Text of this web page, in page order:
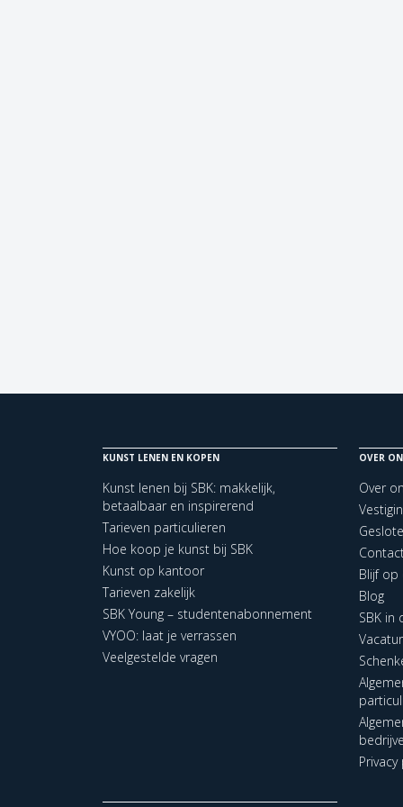
KUNST LENEN EN KOPEN
Kunst lenen bij SBK: makkelijk,
betaalbaar en inspirerend
Tarieven particulieren
Hoe koop je kunst bij SBK
Kunst op kantoor
Tarieven zakelijk
SBK Young – studentenabonnement
VYOO: laat je verrassen
Veelgestelde vragen
OVER
Over
Blijf op
Blog
SBK in